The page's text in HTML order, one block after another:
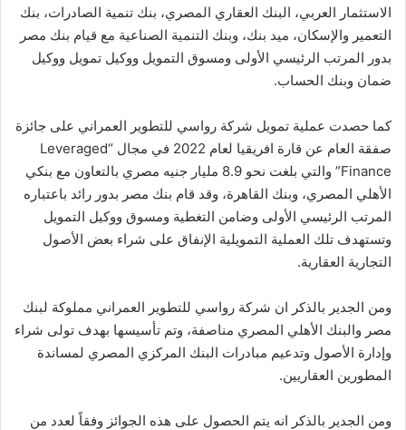
الاستثمار العربي، البنك العقاري المصري، بنك تنمية الصادرات، بنك
التعمير والإسكان، ميد بنك، وبنك التنمية الصناعية مع قيام بنك مصر
بدور المرتب الرئيسي الأولى ومسوق التمويل ووكيل تمويل ووكيل
ضمان وبنك الحساب.
كما حصدت عملية تمويل شركة رواسي للتطوير العمراني على جائزة
صفقة العام عن قارة افريقيا لعام 2022 في مجال “Leveraged
Finance” والتي بلغت نحو 8.9 مليار جنيه مصري بالتعاون مع بنكي
الأهلي المصري، وبنك القاهرة، وقد قام بنك مصر بدور رائد باعتباره
المرتب الرئيسي الأولى وضامن التغطية ومسوق ووكيل التمويل
وتستهدف تلك العملية التمويلية الإنفاق على شراء بعض الأصول
التجارية العقارية.
ومن الجدير بالذكر ان شركة رواسي للتطوير العمراني مملوكة لبنك
مصر والبنك الأهلي المصري مناصفة، وتم تأسيسها بهدف تولى شراء
وإدارة الأصول وتدعيم مبادرات البنك المركزي المصري لمساندة
المطورين العقاريين.
ومن الجدير بالذكر انه يتم الحصول على هذه الجوائز وفقاً لعدد من